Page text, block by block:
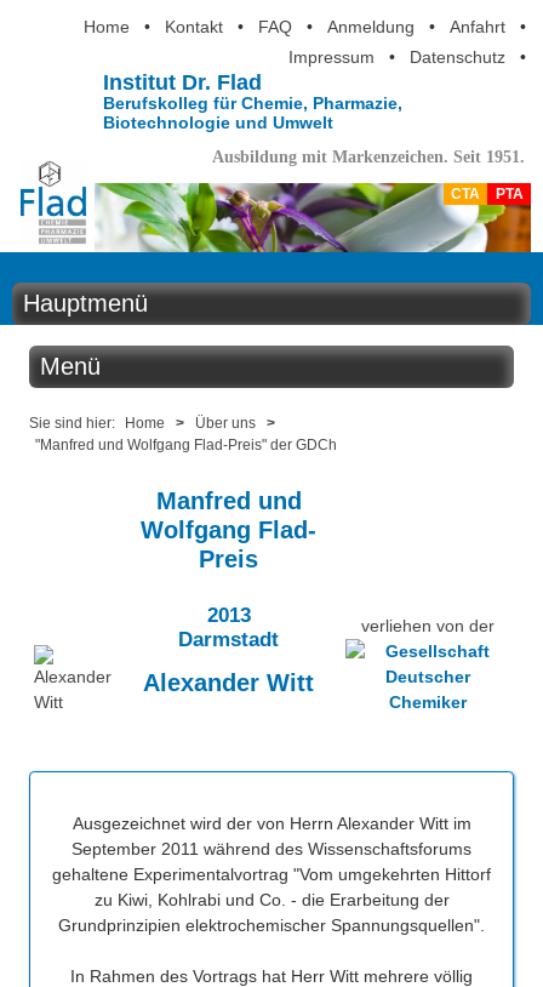
Home • Kontakt • FAQ • Anmeldung • Anfahrt
•
Impressum
• Datenschutz •
Institut Dr. Flad
Berufskolleg für Chemie, Pharmazie,
Biotechnologie und Umwelt
Ausbildung mit Markenzeichen. Seit 1951.
CTA PTA
Hauptmenü
Home
Ausbildung
Berufsinformation
Projekte
Eduthek
Menü
Über uns
Schule ohne Rassismus - Schule mit Courage
Fotoalbum
"Manfred und Wolfgang Flad-Preis" der GDCh
VIPs zu Besuch
UNESCO-Projektschule
Sie sind hier: Home > Über uns
>
"Manfred und Wolfgang Flad-Preis" der GDCh
Manfred und
Wolfgang Flad-
Preis
2013
Darmstadt
Alexander Witt
verliehen von der
Ausgezeichnet wird der von Herrn Alexander Witt im
September 2011 während des Wissenschaftsforums
gehaltene Experimentalvortrag "Vom umgekehrten Hittorf
zu Kiwi, Kohlrabi und Co. - die Erarbeitung der
Grundprinzipien elektrochemischer Spannungsquellen".
In Rahmen des Vortrags hat Herr Witt mehrere völlig